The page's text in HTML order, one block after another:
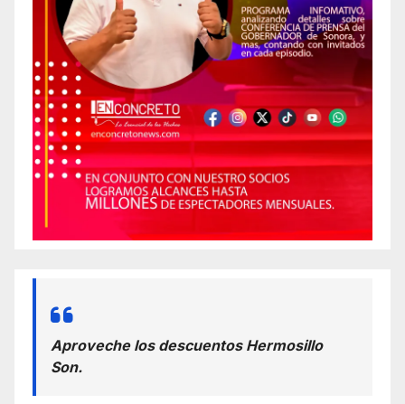
Aproveche los descuentos Hermosillo
Son.